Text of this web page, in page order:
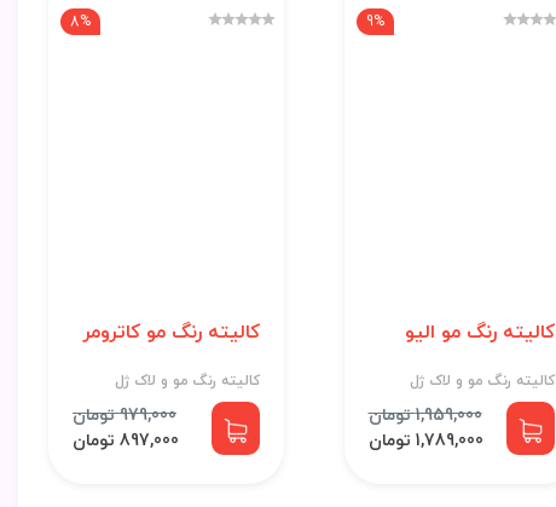
9%
کالیته رنگ مو الیو
کالیته رنگ مو و لاک ژل
1,959,000 تومان
1,789,000 تومان
8%
کالیته رنگ مو کاترومر
کالیته رنگ مو و لاک ژل
979,000 تومان
897,000 تومان